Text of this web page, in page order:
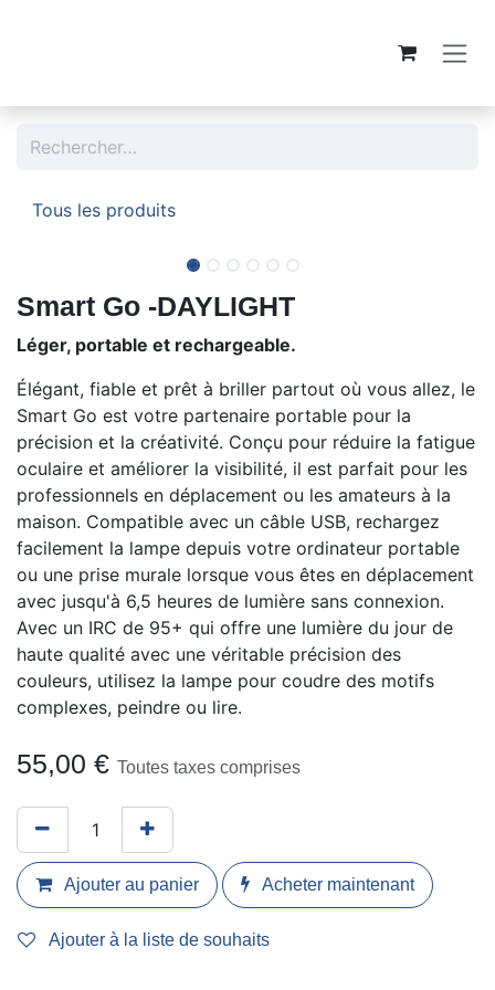
Tous les produits
Smart Go -DAYLIGHT
Léger, portable et rechargeable.
Élégant, fiable et prêt à briller partout où vous allez, le
Smart Go est votre partenaire portable pour la
précision et la créativité. Conçu pour réduire la fatigue
oculaire et améliorer la visibilité, il est parfait pour les
professionnels en déplacement ou les amateurs à la
maison. Compatible avec un câble USB, rechargez
facilement la lampe depuis votre ordinateur portable
ou une prise murale lorsque vous êtes en déplacement
avec jusqu'à 6,5 heures de lumière sans connexion.
Avec un IRC de 95+ qui offre une lumière du jour de
haute qualité avec une véritable précision des
couleurs, utilisez la lampe pour coudre des motifs
complexes, peindre ou lire.
55,00 € Toutes taxes comprises
Ajouter au panier Acheter maintenant
Ajouter à la liste de souhaits